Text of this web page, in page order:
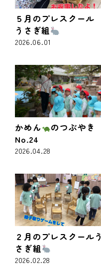
５月のプレスクール
うさぎ組
2026.06.01
かめん
のつぶやき
No.24
2026.04.28
２月のプレスクールう
さぎ組
2026.02.28